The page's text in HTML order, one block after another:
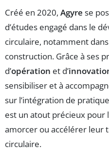
Créé en 2020, Agyre se
d’études engagé dans le
circulaire, notamment
construction. Grâce à ses
d’opération et d’
sensibiliser et à
sur l’intégration de
est un atout précieux
amorcer ou accélérer leur
circulaire.